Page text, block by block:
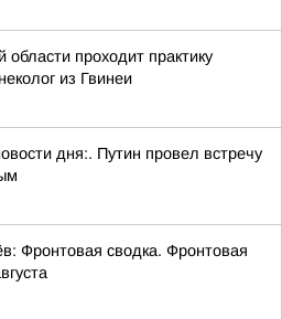
области проходит практику
из Гвинеи
дня:. Путин провел встречу
Фронтовая сводка. Фронтовая